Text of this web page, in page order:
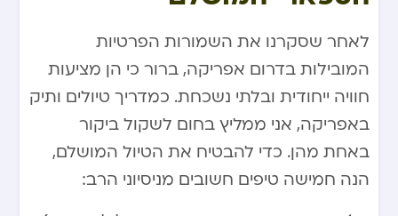
לאחר שסקרנו את השמורות הפרטיות
המובילות בדרום אפריקה, ברור כי הן מציעות
חוויה ייחודית ובלתי נשכחת. כמדריך טיולים ותיק
באפריקה, אני ממליץ בחום לשקול ביקור
באחת מהן. כדי להבטיח את הטיול המושלם,
הנה חמישה טיפים חשובים מניסיוני הרב: